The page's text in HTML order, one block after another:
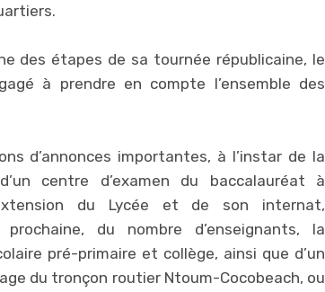
des étapes de sa tournée républicaine, le
à prendre en compte l’ensemble des
d’annonces importantes, à l’instar de la
centre d’examen du baccalauréat à
du Lycée et de son internat,
du nombre d’enseignants, la
pré-primaire et collège, ainsi que d’un
du tronçon routier Ntoum-Cocobeach, ou